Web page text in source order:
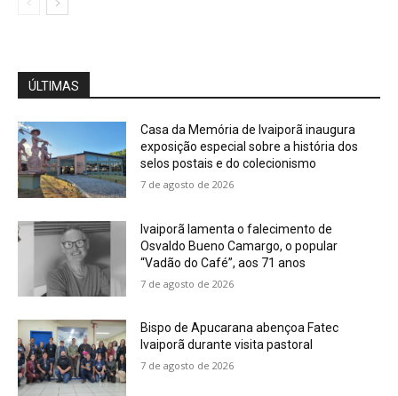
ÚLTIMAS
Casa da Memória de Ivaiporã inaugura
exposição especial sobre a história dos
selos postais e do colecionismo
7 de agosto de 2026
Ivaiporã lamenta o falecimento de
Osvaldo Bueno Camargo, o popular
“Vadão do Café”, aos 71 anos
7 de agosto de 2026
Bispo de Apucarana abençoa Fatec
Ivaiporã durante visita pastoral
7 de agosto de 2026